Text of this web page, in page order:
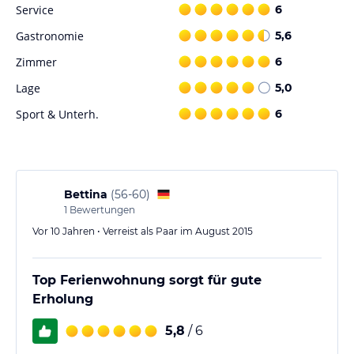
Sonstige Einrichtungen und Services
Ferienwohnungen mit gut ausgestatteten Küchen.
Gartengrill, allgemeiner Aufenthaltsraum, Terrasse, Liegewiese,
Kinderspielzimmer.
Hinweis: Allgemeine und unverbindliche
Service 6
Gastronomie 5,6
Zimmer 6
Lage 5,0
Sport & Unterh. 6
Bettina (56-60)
1 Bewertungen
Vor 10 Jahren • Verreist als Paar im August 2015
Top Ferienwohnung sorgt für gute
Erholung
5,8 / 6